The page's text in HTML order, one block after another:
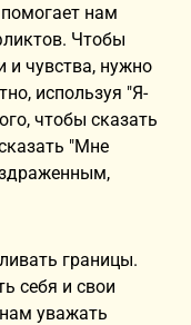
нам
Чтобы
и чувства, нужно
используя "Я-
чтобы сказать
"Мне
границы.
себя и свои
уважать